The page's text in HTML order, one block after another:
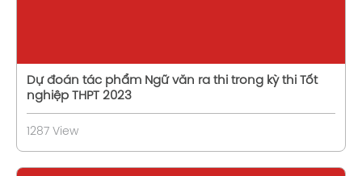
Dự đoán tác phẩm Ngữ văn ra thi trong kỳ thi Tốt
nghiệp THPT 2023
1287 View